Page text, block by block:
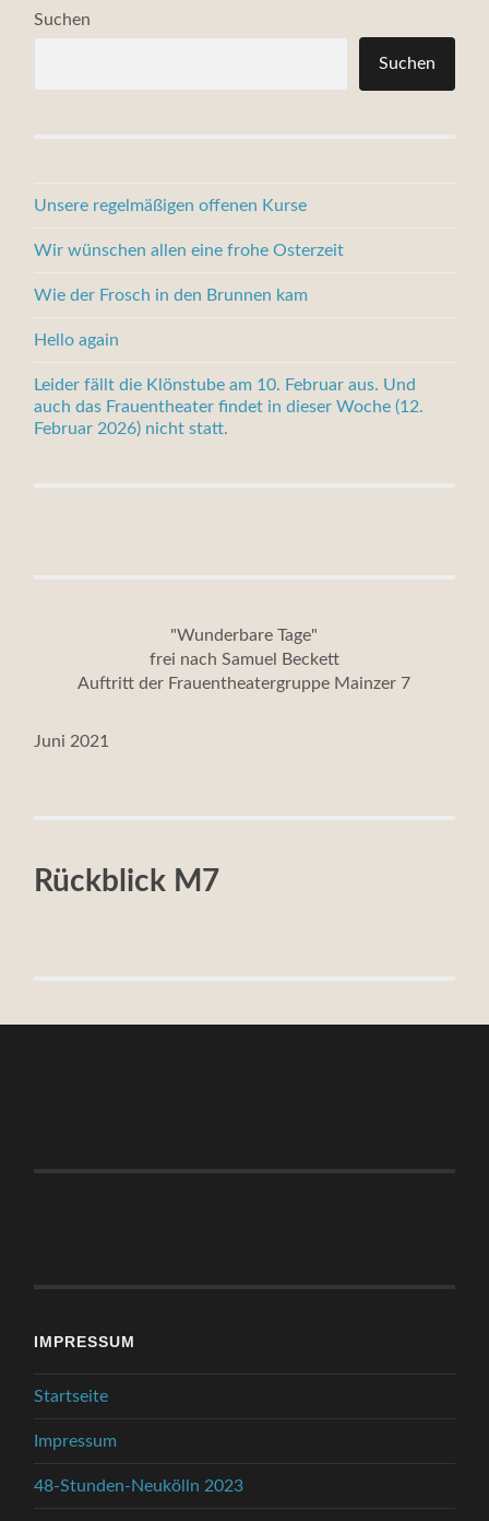
Suchen
Suchen
Unsere regelmäßigen offenen Kurse
Wir wünschen allen eine frohe Osterzeit
Wie der Frosch in den Brunnen kam
Hello again
Leider fällt die Klönstube am 10. Februar aus. Und
auch das Frauentheater findet in dieser Woche (12.
Februar 2026) nicht statt.
"Wunderbare Tage"
frei nach Samuel Beckett
Auftritt der Frauentheatergruppe Mainzer 7
Juni 2021
Rückblick M7
IMPRESSUM
Startseite
Impressum
48-Stunden-Neukölln 2023